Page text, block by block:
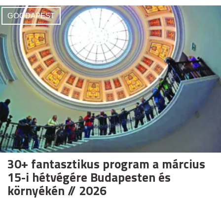
GOODAPEST
30+ fantasztikus program a március
15-i hétvégére Budapesten és
környékén // 2026